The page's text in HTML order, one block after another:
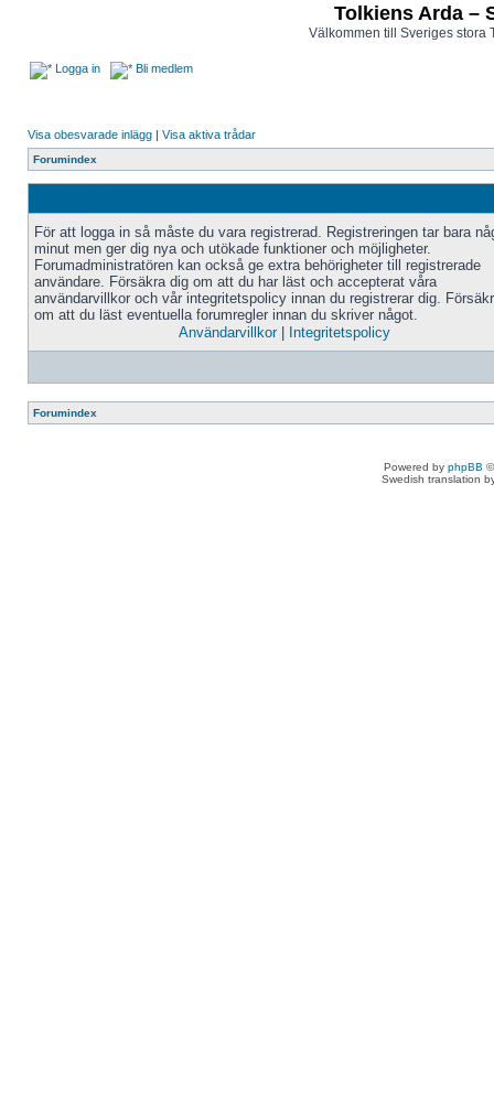
Tolkiens Arda –
Välkommen till Sveriges stora
Logga in Bli medlem
Visa obesvarade inlägg | Visa aktiva trådar
Forumindex
För att logga in så måste du vara registrerad. Registreringen tar bara
minut men ger dig nya och utökade funktioner och möjligheter.
Forumadministratören kan också ge extra behörigheter till registrerade
användare. Försäkra dig om att du har läst och accepterat våra
användarvillkor och vår integritetspolicy innan du registrerar dig.
om att du läst eventuella forumregler innan du skriver något.
Användarvillkor| Integritetspolicy
Forumindex
Powered by phpBB
Swedish translation